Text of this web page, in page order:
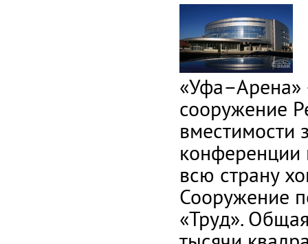
сооружение
вместимости
конференции
всю страну
Сооружение
«Труд».